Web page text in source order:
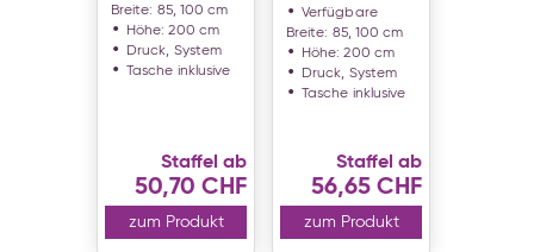
Breite: 85, 100 cm
Höhe: 200 cm
Druck, System
Tasche inklusive
Staffel ab
50,70 CHF
zum Produkt
Verfügbare
Breite: 85, 100 cm
Höhe: 200 cm
Druck, System
Tasche inklusive
Staffel ab
56,65 CHF
zum Produkt